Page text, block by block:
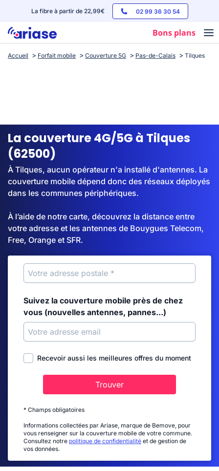
La fibre à partir de 22,99€ 02 99 36 30 54
Bons plans
Box internet
Streaming
Accueil Forfait mobile Couverture 5G Pas-de-Calais Tilques
La couverture 4G/5G à Tilques
(62500)
À Tilques, aucun opérateur n'a installé d'antennes. La
couverture mobile dépend donc des réseaux déployés
dans les communes périphériques.
À l’aide de notre carte, découvrez la distance entre
votre adresse et les antennes de Bouygues Telecom,
Free, Orange et SFR.
Suivez la couverture mobile près de chez
vous (nouvelles antennes, pannes...)
Recevoir aussi les meilleures offres du moment
Trouver
* Champs obligatoires
Informations collectées par Ariase, marque de Bemove, pour
vous renseigner sur la couverture mobile de votre commune.
Consultez notre politique de confidentialité et de gestion de
vos données.